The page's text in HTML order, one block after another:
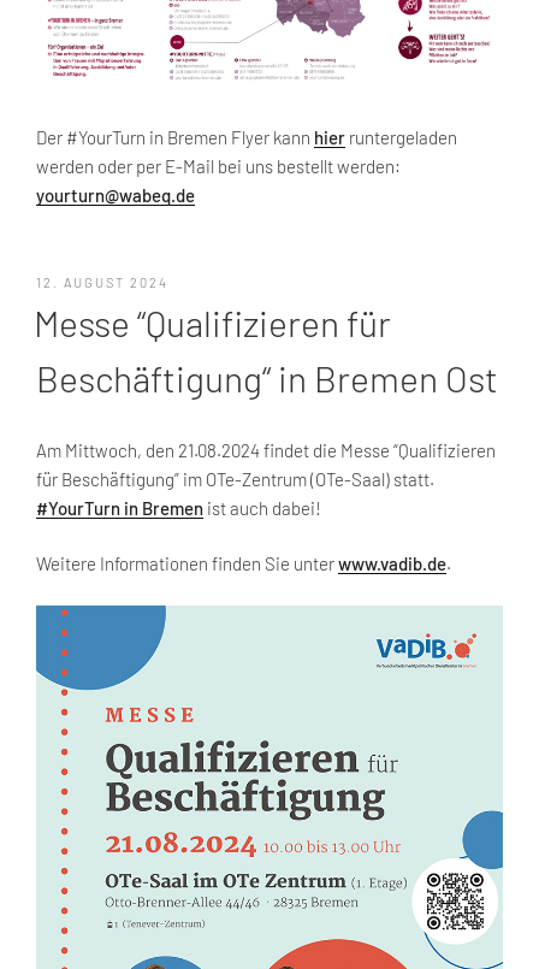
Der #YourTurn in Bremen Flyer kann hier runtergeladen
werden oder per E-Mail bei uns bestellt werden:
yourturn@wabeq.de
VERÖFFENTLICHT
12. AUGUST 2024
Messe “Qualifizieren für
Beschäftigung“ in Bremen Ost
Am Mittwoch, den 21.08.2024 findet die Messe “Qualifizieren
für Beschäftigung” im OTe-Zentrum (OTe-Saal) statt.
#YourTurn in Bremen ist auch dabei!
Weitere Informationen finden Sie unterwww.vadib.de.